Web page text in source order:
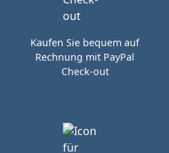
Kaufen Sie bequem auf
Rechnung mit PayPal
Check-out